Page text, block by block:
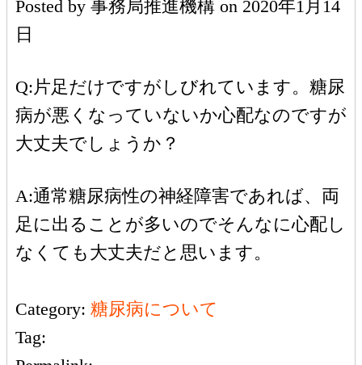
Posted by 事務局推進機構 on 2020年1月14
日
Q:片足だけですがしびれています。糖尿
病が悪くなっていないか心配なのですが
大丈夫でしょうか？
A:通常糖尿病性の神経障害であれば、両
足に出ることが多いのでそんなに心配し
なくても大丈夫だと思います。
Category: 糖尿病について
Tag: